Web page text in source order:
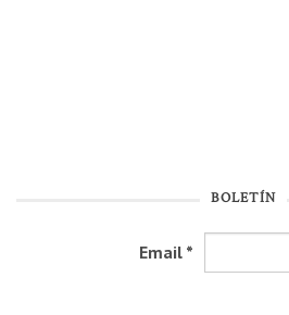
BOLETÍN
Email *